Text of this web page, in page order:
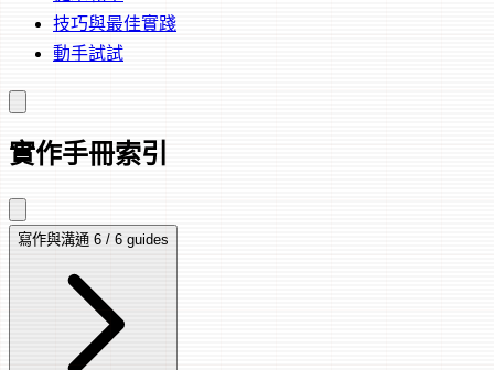
技巧與最佳實踐
動手試試
實作手冊索引
寫作與溝通 6 / 6 guides